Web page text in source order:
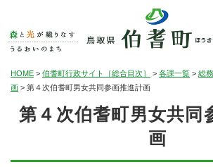
HOME > 伯耆町行政サイト［総合目次］ > 各課一覧 > 総
画 > 第４次伯耆町男女共同参画推進計画
第４次伯耆町男女共同
画